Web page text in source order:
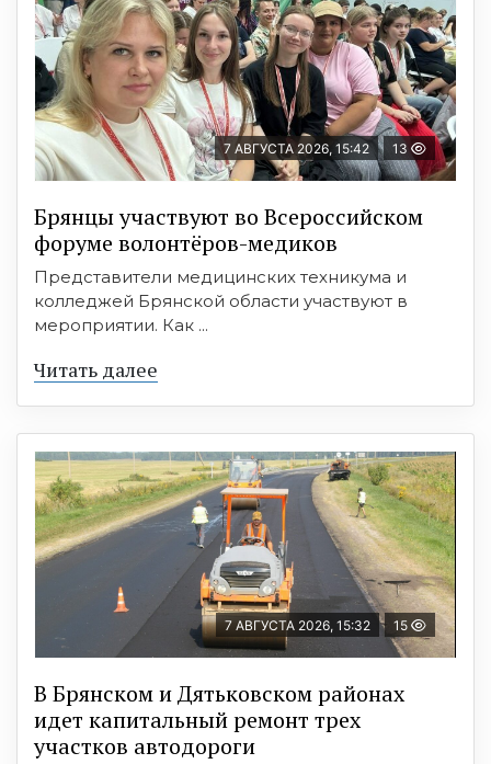
7 АВГУСТА 2026, 15:42 13
Брянцы участвуют во Всероссийском
форуме волонтёров-медиков
Представители медицинских техникума и
колледжей Брянской области участвуют в
мероприятии. Как ...
Читать далее
7 АВГУСТА 2026, 15:32 15
В Брянском и Дятьковском районах
идет капитальный ремонт трех
участков автодороги